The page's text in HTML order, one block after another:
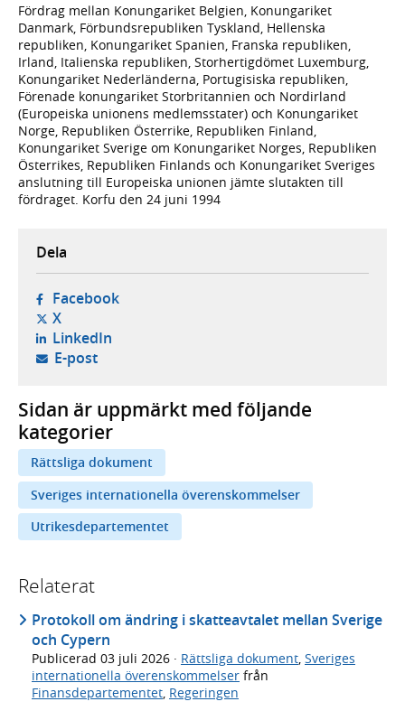
Fördrag mellan Konungariket Belgien, Konungariket
Danmark, Förbundsrepubliken Tyskland, Hellenska
republiken, Konungariket Spanien, Franska republiken,
Irland, Italienska republiken, Storhertigdömet Luxemburg,
Konungariket Nederländerna, Portugisiska republiken,
Förenade konungariket Storbritannien och Nordirland
(Europeiska unionens medlemsstater) och Konungariket
Norge, Republiken Österrike, Republiken Finland,
Konungariket Sverige om Konungariket Norges, Republiken
Österrikes, Republiken Finlands och Konungariket Sveriges
anslutning till Europeiska unionen jämte slutakten till
fördraget. Korfu den 24 juni 1994
Dela
Facebook- öppnas i ny flik, extern webbplats,
X- öppnas i ny flik, extern webbplats,
LinkedIn- öppnas i ny flik, extern webbplats,
E-post- öppnar din e-postklient,
Sidan är uppmärkt med följande
kategorier
Rättsliga dokument
Sveriges internationella överenskommelser
Utrikesdepartementet
Relaterat
Protokoll om ändring i skatteavtalet mellan Sverige
och Cypern
Publicerad 03 juli 2026 · Rättsliga dokument Sveriges
internationella överenskommelser från
Finansdepartementet Regeringen